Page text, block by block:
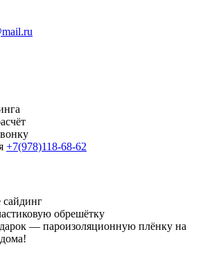
+7(978)118-68-62
сайдинг
обрешётку
— пароизоляционную плёнку на